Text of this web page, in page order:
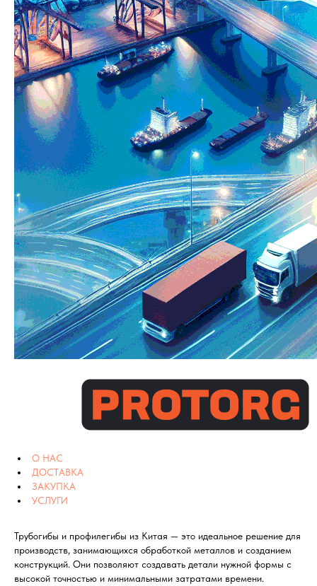
О НАС
ДОСТАВКА
ЗАКУПКА
УСЛУГИ
Трубогибы и профилегибы из Китая — это идеальное решение для
производств, занимающихся обработкой металлов и созданием
конструкций. Они позволяют создавать детали нужной формы с
высокой точностью и минимальными затратами времени.